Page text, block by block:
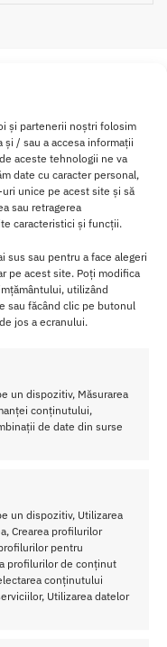
și partenerii noștri folosim
/ sau a accesa informații
aceste tehnologii ne va
date cu caracter personal,
unice pe acest site și să
sau retragerea
caracteristici și funcții.
sus sau pentru a face alegeri
pe acest site. Poți modifica
utilizând
sau făcând clic pe butonul
jos a ecranului.
un dispozitiv, Măsurarea
conținutului,
de date din surse
un dispozitiv, Utilizarea
Crearea profilurilor
pentru
profilurilor de conținut
conținutului
Utilizarea datelor
un tonic pe baza de
dimensiunea
doresc o erectie mai
cu regularitate, aceasta
imbunatatirea
pe baza de plante,
,Cresterea potentei